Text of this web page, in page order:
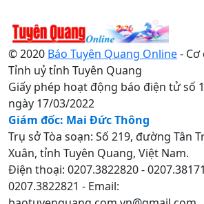
© 2020 Báo Tuyên Quang Online-
Tỉnh uỷ tỉnh Tuyên Quang
Giấy phép hoạt động báo điện tử số
ngày 17/03/2022
Giám đốc: Mai Đức Thông
Trụ sở Tòa soạn: Số 219, đường Tân
Xuân, tỉnh Tuyên Quang, Việt Nam.
Điện thoại: 0207.3822820 -
0207.3822821 - Email: